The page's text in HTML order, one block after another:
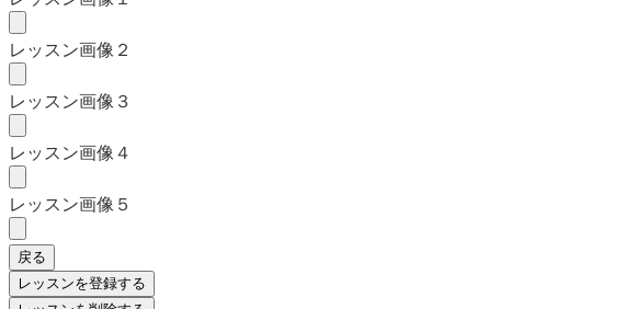
レッスン画像２
レッスン画像３
レッスン画像４
レッスン画像５